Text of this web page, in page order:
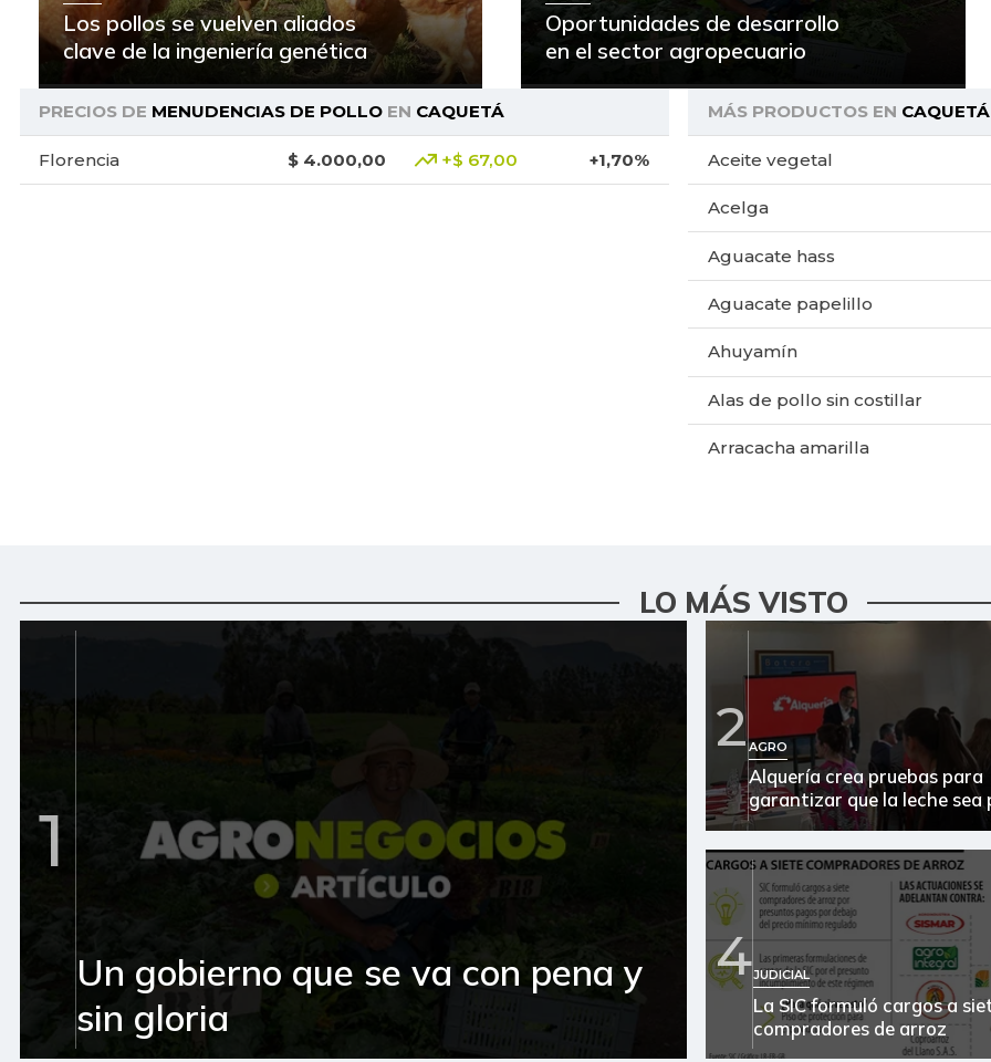
Los pollos se vuelven aliados
clave de la ingeniería genética
Oportunidades de desarrollo
en el sector agropecuario
PRECIOS DE MENUDENCIAS DE POLLOEN CAQUETÁ
Florencia $ 4.000,00 +$ 67,00 +1,70%
MÁS PRODUCTOS EN CAQUETÁ
Aceite vegetal
Acelga
Aguacate hass
Aguacate papelillo
Ahuyamín
Alas de pollo sin costillar
Arracacha amarilla
Banano criollo
Cachama fresca
Café instantáneo
Café molido
Capaz Magdalena fresco
Cebolla cabezona blanca
Cebolla cabezona roja
Cebolla larga
Chocolate dulce
LO MÁS VISTO
1
Un gobierno que se va con pena y
sin gloria
2AGRO
Alquería crea pruebas para
garantizar que la leche sea
4JUDICIAL
La SIC formuló cargos a
compradores de arroz